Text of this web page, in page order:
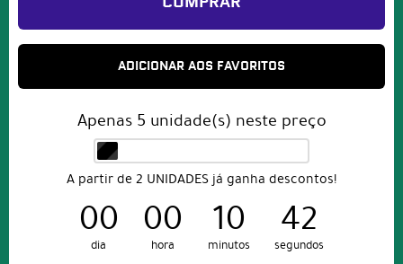
ADICIONAR AOS FAVORITOS
Apenas 5 unidade(s) neste preço
A partir de 2 UNIDADES já ganha descontos!
00
dia
00
hora
10
minutos
41
segundos